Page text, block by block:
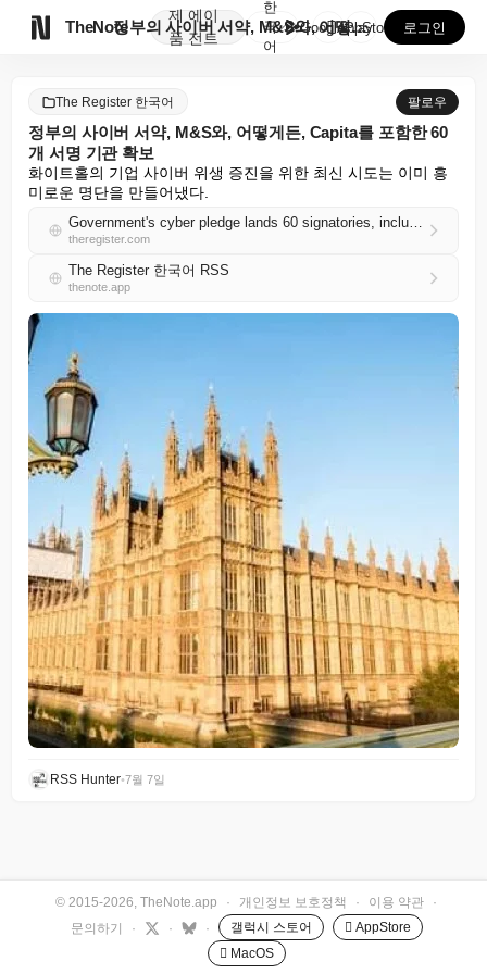
TheNote
제
품
에이
전트
정부의 사이버 서약, M&S와, 어떻게든, Capita...
한
국
어
GooglePlay
AppStore 로그인
The Register 한국어 팔로우
정부의 사이버 서약, M&S와, 어떻게든, Capita를 포함한 60
개 서명 기관 확보
화이트홀의 기업 사이버 위생 증진을 위한 최신 시도는 이미 흥
미로운 명단을 만들어냈다.
Government's cyber pledge lands 60 signatories, including M&S and, somehow, Capita
theregister.com
The Register 한국어 RSS
thenote.app
RSS Hunter•7월 7일
© 2015-2026, TheNote.app · 개인정보 보호정책 · 이용 약관
·
문의하기
· · · 갤럭시 스토어
 AppStore
 MacOS